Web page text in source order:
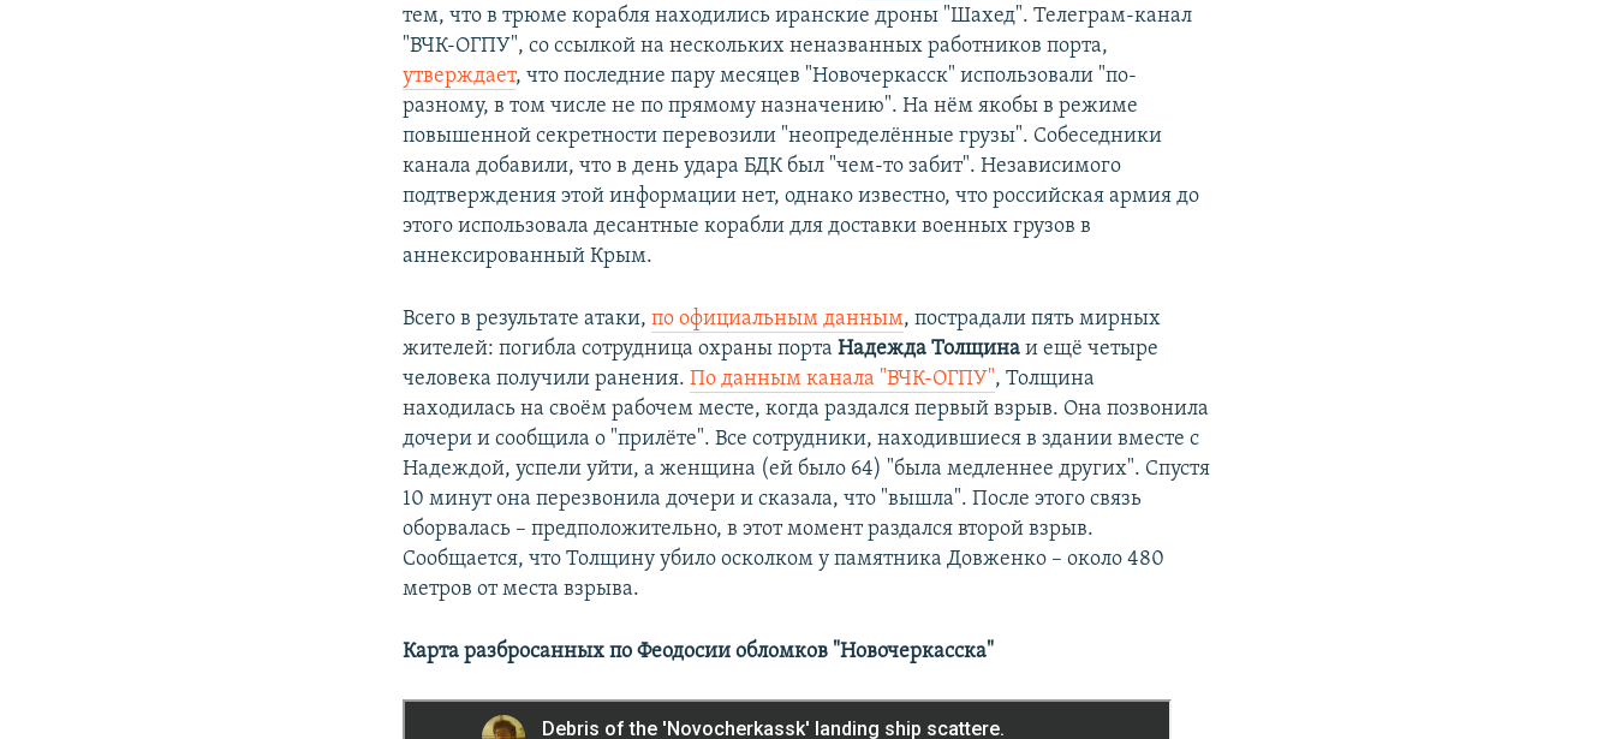
тем, что в трюме корабля находились иранские дроны "Шахед". Телеграм-канал
"ВЧК-ОГПУ", со ссылкой на нескольких неназванных работников порта,
утверждает, что последние пару месяцев "Новочеркасск" использовали "по-
разному, в том числе не по прямому назначению". На нём якобы в режиме
повышенной секретности перевозили "неопределённые грузы". Собеседники
канала добавили, что в день удара БДК был "чем-то забит". Независимого
подтверждения этой информации нет, однако известно, что российская армия до
этого использовала десантные корабли для доставки военных грузов в
аннексированный Крым.
Всего в результате атаки,по официальным данным, пострадали пять мирных
жителей: погибла сотрудница охраны портаНадежда Толщина и ещё четыре
человека получили ранения.По данным канала "ВЧК-ОГПУ", Толщина
находилась на своём рабочем месте, когда раздался первый взрыв. Она позвонила
дочери и сообщила о "прилёте". Все сотрудники, находившиеся в здании вместе с
Надеждой, успели уйти, а женщина (ей было 64) "была медленнее других". Спустя
10 минут она перезвонила дочери и сказала, что "вышла". После этого связь
оборвалась – предположительно, в этот момент раздался второй взрыв.
Сообщается, что Толщину убило осколком у памятника Довженко – около 480
метров от места взрыва.
Карта разбросанных по Феодосии обломков "Новочеркасска"